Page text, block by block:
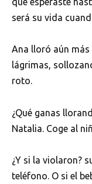
será su vida
Ana lloró aún
lágrimas,
roto.
¿Qué ganas
Natalia. Coge al
¿Y si la violaron?
teléfono. O si el